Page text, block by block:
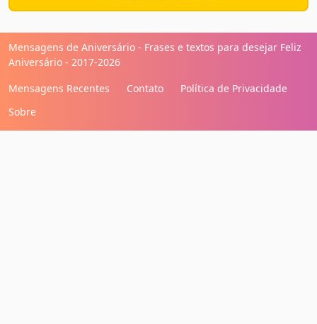
Mensagens de Aniversário - Frases e textos para desejar Feliz
Aniversário - 2017-2026
Mensagens Recentes
Contato
Política de Privacidade
Sobre